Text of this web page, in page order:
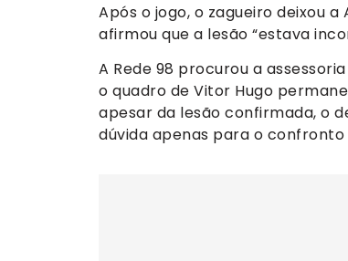
Após o jogo, o zagueiro deixou
afirmou que a lesão “estava
A Rede 98 procurou a
o quadro de Vitor Hugo
apesar da lesão confirmada, o
dúvida apenas para o